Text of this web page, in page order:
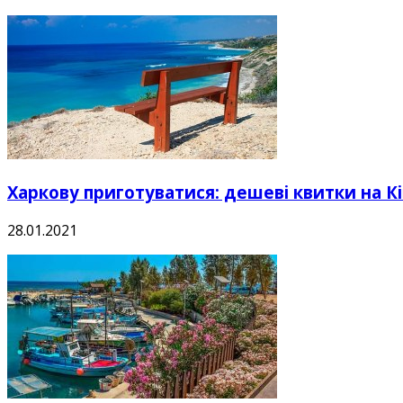
Харкову приготуватися: дешеві квитки на
28.01.2021